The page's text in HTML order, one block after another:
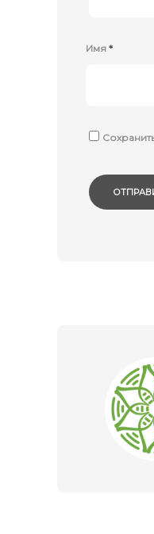
Имя *